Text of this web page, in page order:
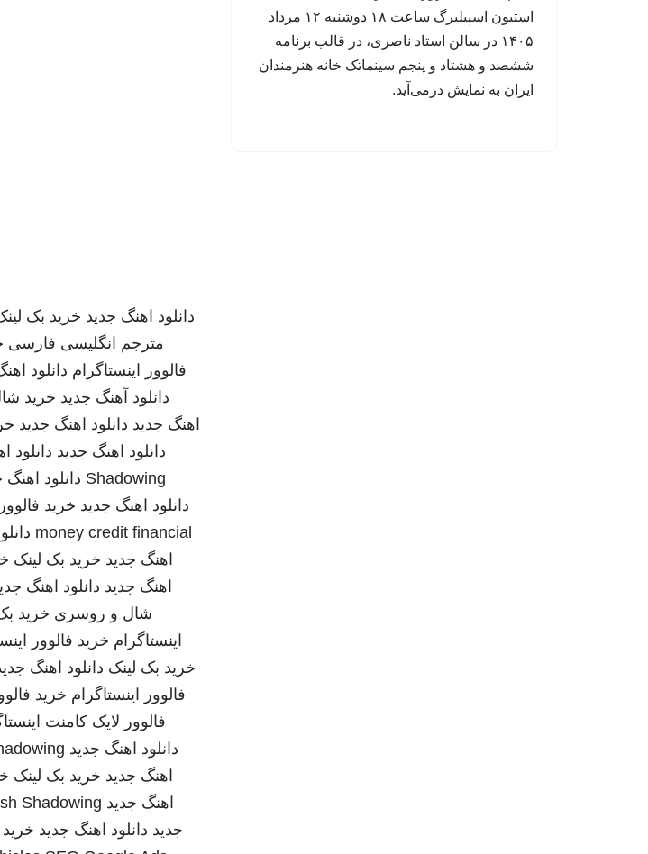
استیون اسپیلبرگ ساعت ۱۸ دوشنبه ۱۲ مرداد
۱۴۰۵ در سالن استاد ناصری، در قالب برنامه
ششصد و هشتاد و پنجم سینماتک خانه‌ هنرمندان
ایران به نمایش درمی‌آید.
دانلود اهنگ جدید خرید بک
مترجم انگلیسی فارسی
فالوور اینستاگرام دانلود
دانلود آهنگ جدید خرید
اهنگ جدید دانلود اهنگ جدید
دانلود اهنگ جدید دانلود
Shadowing دانلود اهنگ
دانلود اهنگ جدید خرید
money credit financial
اهنگ جدید خرید بک لینک
اهنگ جدید دانلود اهنگ
شال و روسری خرید
اینستاگرام خرید فالوور
خرید بک لینک دانلود اهنگ
فالوور اینستاگرام خرید
فالوور لایک کامنت
دانلود اهنگ جدید
اهنگ جدید خرید بک لینک
اهنگ جدید Shadowing
جدید دانلود اهنگ جدید